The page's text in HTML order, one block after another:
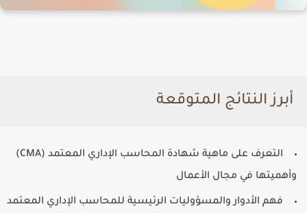
أبرز النتائج المتوقعة
التعرف على ماهية شهادة المحاسب الإداري المعتمد (CMA)
وأهميتها في مجال الأعمال
فهم الأدوار والمسؤوليات الرئيسية للمحاسب الإداري المعتمد